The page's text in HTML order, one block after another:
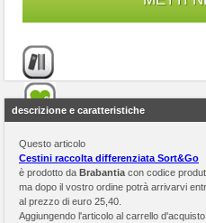
descrizione e caratteristiche
Questo articolo
Cestini raccolta differenziata Sort&Go
è prodotto da Brabantiacon codice
ma dopo il vostro ordine potrà arrivarvi
al prezzo di euro 25,40.
Aggiungendo l'articolo al carrello